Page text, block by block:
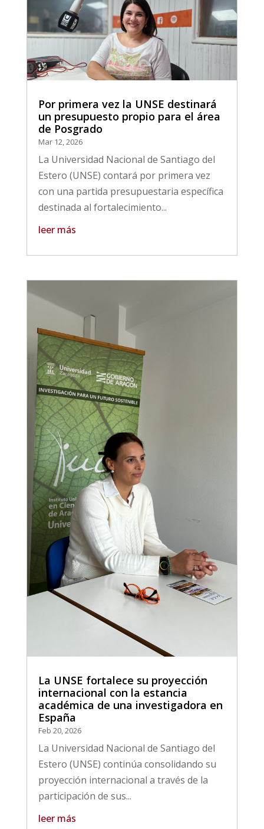
Por primera vez la UNSE destinará
un presupuesto propio para el área
de Posgrado
Mar 12, 2026
La Universidad Nacional de Santiago del
Estero (UNSE) contará por primera vez
con una partida presupuestaria específica
destinada al fortalecimiento...
leer más
La UNSE fortalece su proyección
internacional con la estancia
académica de una investigadora en
España
Feb 20, 2026
La Universidad Nacional de Santiago del
Estero (UNSE) continúa consolidando su
proyección internacional a través de la
participación de sus...
leer más